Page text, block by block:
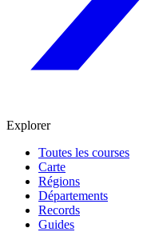
Explorer
Toutes les courses
Carte
Régions
Départements
Records
Guides